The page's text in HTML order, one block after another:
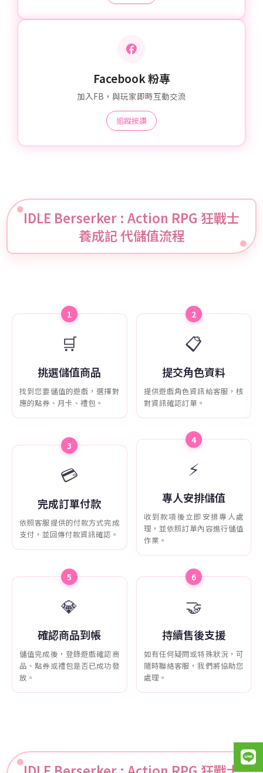
Facebook 粉專
加入FB，與玩家即時互動交流
追蹤按讚
IDLE Berserker : Action RPG 狂戰士
養成記 代儲值流程
1
🛒
挑選儲值商品
找到您要儲值的遊戲，選擇對
應的點券、月卡、禮包。
2
📋
提交角色資料
提供遊戲角色資訊給客服，核
對資訊確認訂單。
3
💳
完成訂單付款
依照客服提供的付款方式完成
支付，並回傳付款資訊確認。
4
⚡
專人安排儲值
收到款項後立即安排專人處
理，並依照訂單內容進行儲值
作業。
5
💎
確認商品到帳
儲值完成後，登錄遊戲確認商
品、點券或禮包是否已成功發
放。
6
🤝
持續售後支援
如有任何疑問或特殊狀況，可
隨時聯絡客服，我們將協助您
處理。
IDLE Berserker : Action RPG 狂戰士